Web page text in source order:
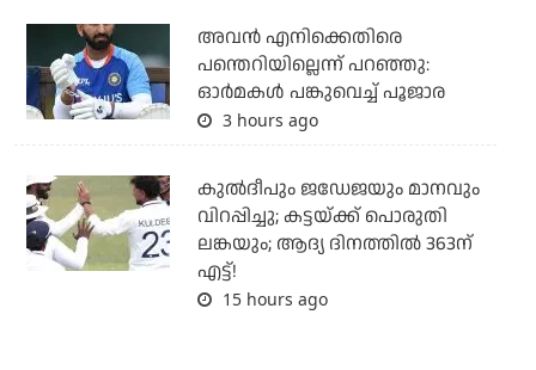
അവന്‍ എനിക്കെതിരെ
പന്തെറിയില്ലെന്ന് പറഞ്ഞു:
ഓര്‍മകള്‍ പങ്കുവെച്ച് പൂജാര
3 hours ago
കുല്‍ദീപും ജഡേജയും മാനവും
വിറപ്പിച്ചു; കട്ടയ്ക്ക് പൊരുതി
ലങ്കയും; ആദ്യ ദിനത്തില്‍ 363ന്
എട്ട്!
15 hours ago